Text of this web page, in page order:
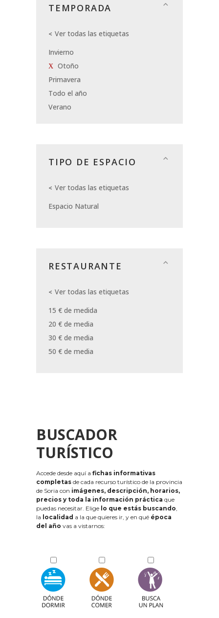
TEMPORADA
Ver todas las etiquetas
Invierno
Otoño
Primavera
Todo el año
Verano
TIPO DE ESPACIO
Ver todas las etiquetas
Espacio Natural
RESTAURANTE
Ver todas las etiquetas
15 € de medida
20 € de media
30 € de media
50 € de media
BUSCADOR
TURÍSTICO
Accede desde aquí a fichas informativas
completas de cada recurso turístico de la provincia
de Soria con imágenes, descripción, horarios,
precios y toda la información práctica que
puedas necesitar. Elige lo que estás buscando,
la localidad a la que quieres ir, y en qué época
del año vas a vistarnos: